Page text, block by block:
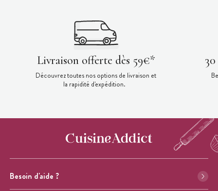
Livraison offerte dès 59€*
Découvrez toutes nos options de livraison et
la rapidité d'expédition.
Besoin d'aide ?